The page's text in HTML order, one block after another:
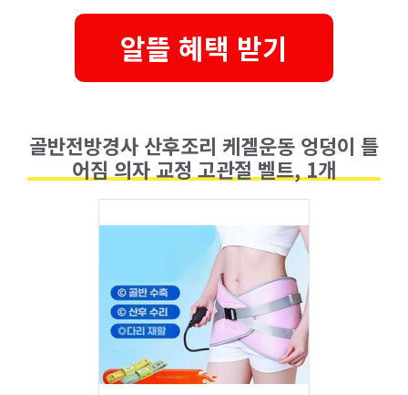
알뜰 혜택 받기
골반전방경사 산후조리 케겔운동 엉덩이 틀
어짐 의자 교정 고관절 벨트, 1개